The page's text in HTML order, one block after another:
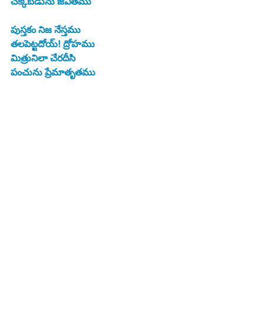
పుస్తకం నిజ నేస్తము
తలపెట్టదోయ్! ద్రోహము
మిత్రునిలా చేరదీసి
పంచును ప్రేమాతృతము